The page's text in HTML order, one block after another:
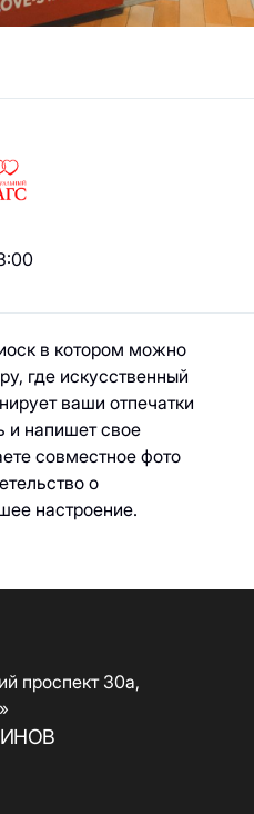
в котором можно
где искусственный
ваши отпечатки
и напишет свое
совместное фото
о
настроение.
проспект 30а,